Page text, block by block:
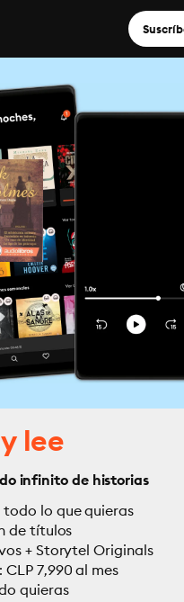
lee
infinito de historias
todo lo que quieras
de títulos
+ Storytel Originals
7,990 al mes
quieras